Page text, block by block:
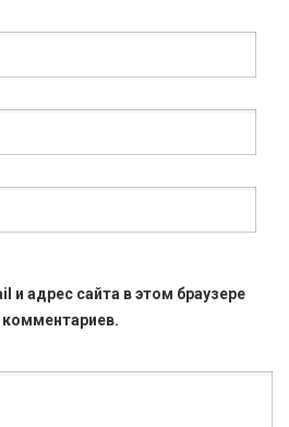
и адрес сайта в этом браузере